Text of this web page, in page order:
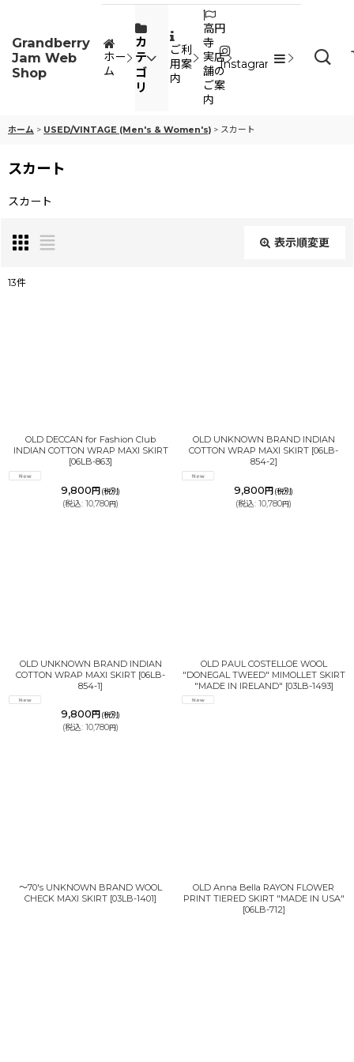
Grandberry
Jam Web
Shop
ホー
ム
カ
テ
ゴ
リ
ご利
用案
内
高円
寺
実店
舗の
ご案
内
Instagram
ホーム > USED/VINTAGE (Men's & Women's) > スカート
スカート
スカート
表示順変更
13件
OLD DECCAN for Fashion Club
INDIAN COTTON WRAP MAXI SKIRT
[06LB-863]
9,800円(税別)
(税込: 10,780円)
OLD UNKNOWN BRAND INDIAN
COTTON WRAP MAXI SKIRT [06LB-
854-2]
9,800円(税別)
(税込: 10,780円)
OLD UNKNOWN BRAND INDIAN
COTTON WRAP MAXI SKIRT [06LB-
854-1]
9,800 円 (税別)
(税込: 10,780円)
OLD PAUL COSTELLOE WOOL
"DONEGAL TWEED" MIMOLLET SKIRT
"MADE IN IRELAND" [03LB-1493]
〜70's UNKNOWN BRAND WOOL
CHECK MAXI SKIRT [03LB-1401]
OLD Anna Bella RAYON FLOWER
PRINT TIERED SKIRT "MADE IN USA"
[06LB-712]